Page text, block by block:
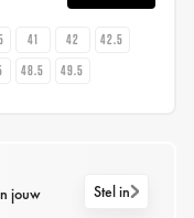
41 42
42.5
48.5 49.5
jouw
Stel in